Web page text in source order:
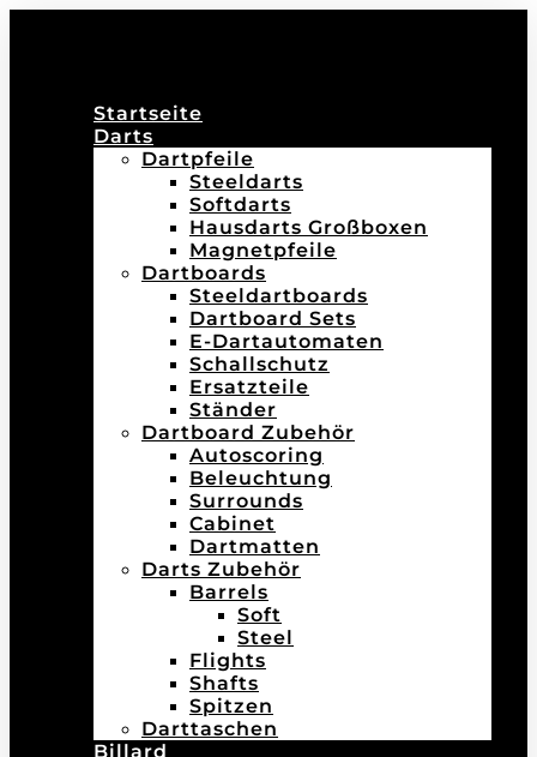
Startseite
Darts
Dartpfeile
Steeldarts
Softdarts
Hausdarts Großboxen
Magnetpfeile
Dartboards
Steeldartboards
Dartboard Sets
E-Dartautomaten
Schallschutz
Ersatzteile
Ständer
Dartboard Zubehör
Autoscoring
Beleuchtung
Surrounds
Cabinet
Dartmatten
Darts Zubehör
Barrels
Soft
Steel
Flights
Shafts
Spitzen
Darttaschen
Billard